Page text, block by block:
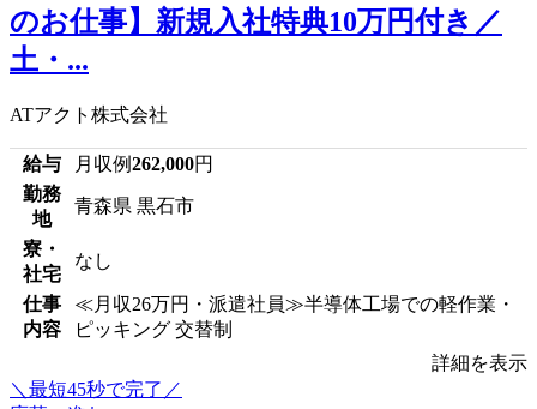
のお仕事】新規入社特典10万円付き／
土・...
ATアクト株式会社
給与 月収例262,000円
勤務
地
青森県 黒石市
寮・
社宅
なし
仕事
内容
≪月収26万円・派遣社員≫半導体工場での軽作業・
ピッキング 交替制
詳細を表示
＼最短45秒で完了／